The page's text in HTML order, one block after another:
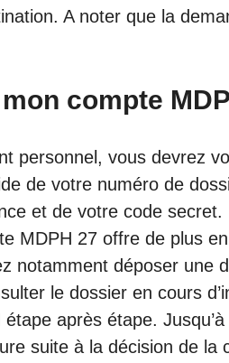
A noter que la
compte
personnel, vous devrez
de votre numéro de
et de votre code secret.
MDPH 27 offre de plus
notamment déposer une
le dossier en cours
après étape.
suite à la décision de la